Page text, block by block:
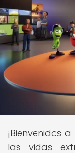
¡Bienvenidos a
las vidas